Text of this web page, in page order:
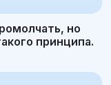
но
принципа.